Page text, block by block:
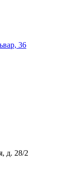
36
д. 28/2